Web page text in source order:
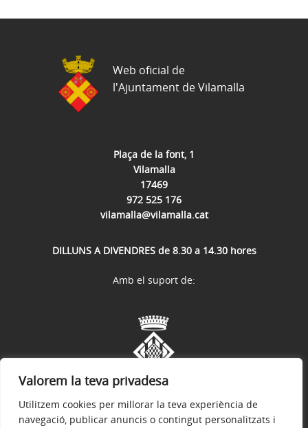
Valorem la teva privadesa
Utilitzem cookies per millorar la teva experiència de
navegació, publicar anuncis o contingut personalitzats i
Plaça de la font, 1
Vilamalla
17469
972 525 176
vilamalla@vilamalla.cat
DILLUNS A DIVENDRES de 8.30 a 14.30 hores
Web oficial de
l'Ajuntament de Vilamalla
Amb el suport de: